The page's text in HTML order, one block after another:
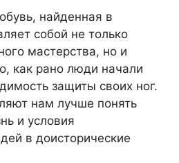
найденная в
собой не только
мастерства, но и
как рано люди начали
защиты своих ног.
нам лучше понять
и условия
в доисторические